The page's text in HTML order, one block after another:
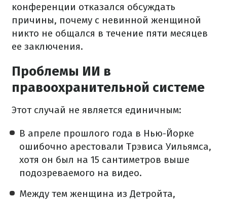
конференции отказался обсуждать
причины, почему с невинной женщиной
никто не общался в течение пяти месяцев
ее заключения.
Проблемы ИИ в
правоохранительной системе
Этот случай не является единичным:
В апреле прошлого года в Нью-Йорке
ошибочно арестовали Трэвиса Уильямса,
хотя он был на 15 сантиметров выше
подозреваемого на видео.
Между тем женщина из Детройта,